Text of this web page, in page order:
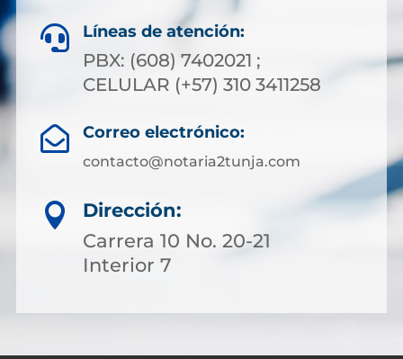
 Líneas de atención:
PBX: (608) 7402021 ;
CELULAR (+57) 310 3411258
 Correo electrónico:
contacto@notaria2tunja.com

Dirección:
Carrera 10 No. 20-21
Interior 7